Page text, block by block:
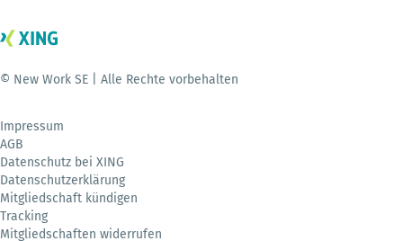
© New Work SE | Alle Rechte vorbehalten
Impressum
AGB
Datenschutz bei XING
Datenschutzerklärung
Mitgliedschaft kündigen
Tracking
Mitgliedschaften widerrufen